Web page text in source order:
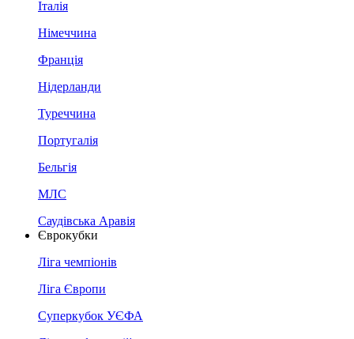
Італія
Німеччина
Франція
Нідерланди
Туреччина
Португалія
Бельгія
МЛС
Саудівська Аравія
Єврокубки
Ліга чемпіонів
Ліга Європи
Суперкубок УЄФА